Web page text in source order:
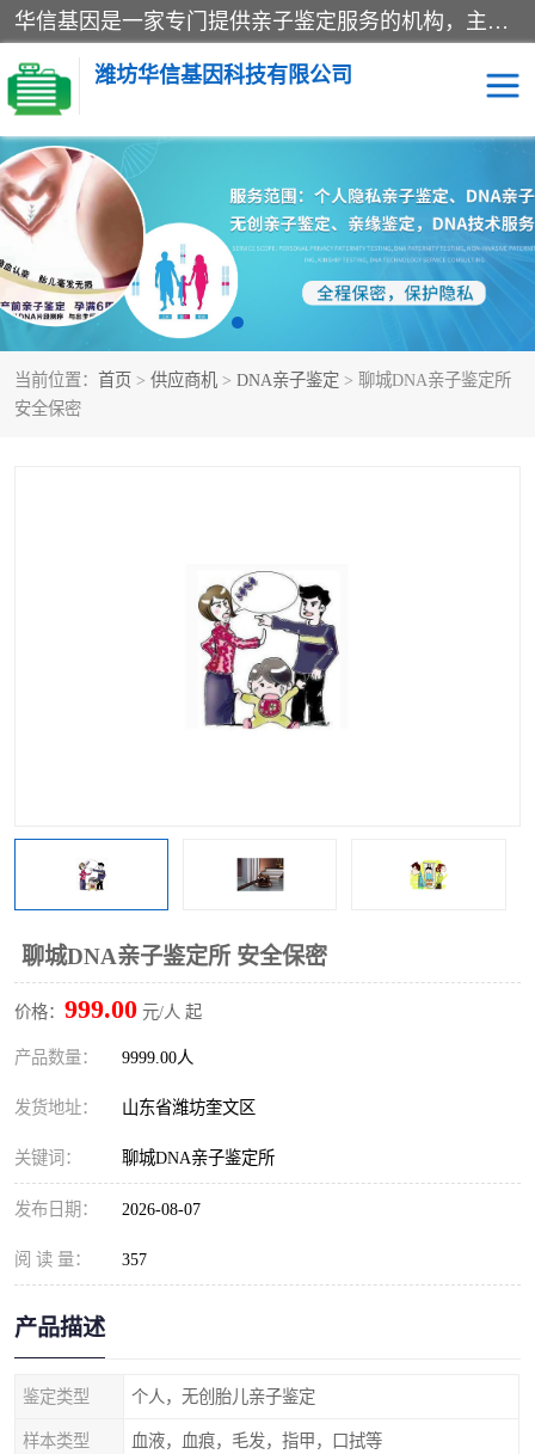
华信基因是一家专门提供亲子鉴定服务的机构，主要业务：济南亲子鉴定、临沂亲子鉴定、菏泽亲子鉴定、淄博亲子鉴定、青岛亲子鉴定、日照亲子鉴定、临朐亲子鉴定、寿光亲子鉴定等，联合广州、上海、北京、深圳、杭州、武汉、成都、合肥、贵阳、沈阳等地区有法医物证鉴定机构及基因检测公司，为国内外客户提供便捷的DNA鉴定服务。
潍坊华信基因科技有限公司
当前位置： 首页 > 供应商机 > DNA亲子鉴定 > 聊城DNA亲子鉴定所
安全保密
聊城DNA亲子鉴定所 安全保密
价格： 999.00 元/人 起
产品数量： 9999.00人
发货地址： 山东省潍坊奎文区
关键词： 聊城DNA亲子鉴定所
发布日期： 2026-08-07
阅 读 量： 357
产品描述
鉴定类型 个人，无创胎儿亲子鉴定
样本类型 血液，血痕，毛发，指甲，口拭等
亲子鉴定 DNA亲子鉴定
隐私亲子鉴定 无创亲子鉴定
孕期亲子鉴定